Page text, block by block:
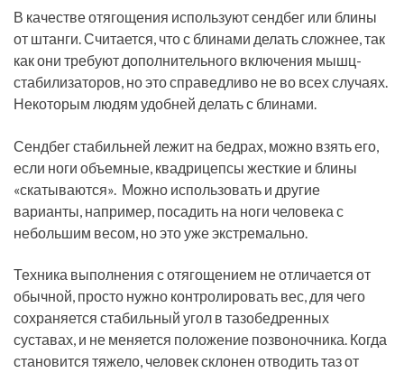
В качестве отягощения используют сендбег или блины
от штанги. Считается, что с блинами делать сложнее, так
как они требуют дополнительного включения мышц-
стабилизаторов, но это справедливо не во всех случаях.
Некоторым людям удобней делать с блинами.
Сендбег стабильней лежит на бедрах, можно взять его,
если ноги объемные, квадрицепсы жесткие и блины
«скатываются». Можно использовать и другие
варианты, например, посадить на ноги человека с
небольшим весом, но это уже экстремально.
Техника выполнения с отягощением не отличается от
обычной, просто нужно контролировать вес, для чего
сохраняется стабильный угол в тазобедренных
суставах, и не меняется положение позвоночника. Когда
становится тяжело, человек склонен отводить таз от